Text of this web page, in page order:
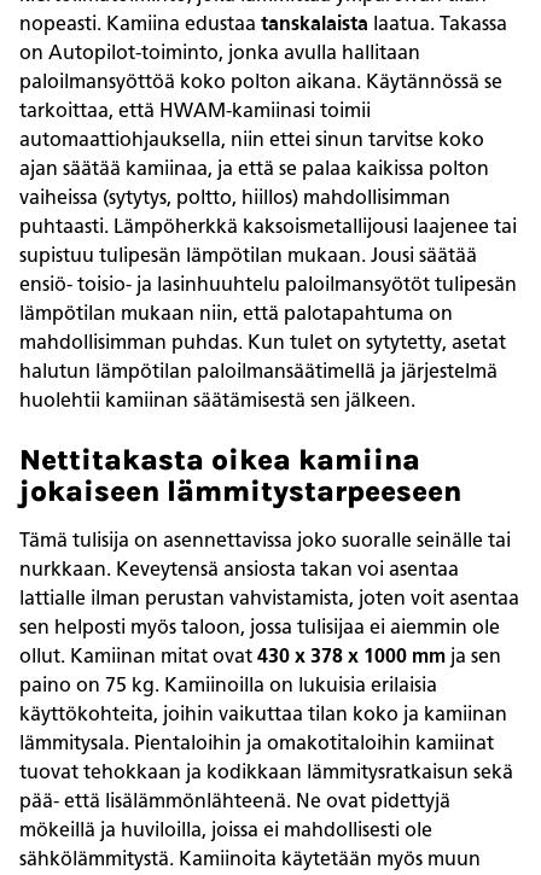
nopeasti. Kamiina edustaa tanskalaista laatua. Takassa
on Autopilot-toiminto, jonka avulla hallitaan
paloilmansyöttöä koko polton aikana. Käytännössä se
tarkoittaa, että HWAM-kamiinasi toimii
automaattiohjauksella, niin ettei sinun tarvitse koko
ajan säätää kamiinaa, ja että se palaa kaikissa polton
vaiheissa (sytytys, poltto, hiillos) mahdollisimman
puhtaasti. Lämpöherkkä kaksoismetallijousi laajenee tai
supistuu tulipesän lämpötilan mukaan. Jousi säätää
ensiö- toisio- ja lasinhuuhtelu paloilmansyötöt tulipesän
lämpötilan mukaan niin, että palotapahtuma on
mahdollisimman puhdas. Kun tulet on sytytetty, asetat
halutun lämpötilan paloilmansäätimellä ja järjestelmä
huolehtii kamiinan säätämisestä sen jälkeen.
Nettitakasta oikea kamiina
jokaiseen lämmitystarpeeseen
Tämä tulisija on asennettavissa joko suoralle seinälle tai
nurkkaan. Keveytensä ansiosta takan voi asentaa
lattialle ilman perustan vahvistamista, joten voit asentaa
sen helposti myös taloon, jossa tulisijaa ei aiemmin ole
ollut. Kamiinan mitat ovat 430 x 378 x 1000 mm ja sen
paino on 75 kg. Kamiinoilla on lukuisia erilaisia
käyttökohteita, joihin vaikuttaa tilan koko ja kamiinan
lämmitysala. Pientaloihin ja omakotitaloihin kamiinat
tuovat tehokkaan ja kodikkaan lämmitysratkaisun sekä
pää- että lisälämmönlähteenä. Ne ovat pidettyjä
mökeillä ja huviloilla, joissa ei mahdollisesti ole
sähkölämmitystä. Kamiinoita käytetään myös muun